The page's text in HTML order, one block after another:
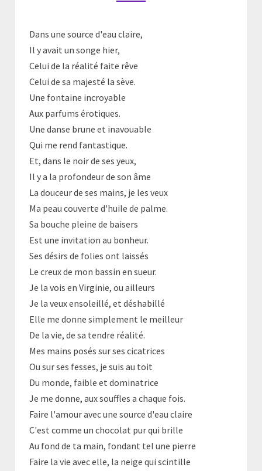
Dans une source d'eau claire,
Il y avait un songe hier,
Celui de la réalité faite rêve
Celui de sa majesté la sève.
Une fontaine incroyable
Aux parfums érotiques.
Une danse brune et inavouable
Qui me rend fantastique.
Et, dans le noir de ses yeux,
Il y a la profondeur de son âme
La douceur de ses mains, je les veux
Ma peau couverte d'huile de palme.
Sa bouche pleine de baisers
Est une invitation au bonheur.
Ses désirs de folies ont laissés
Le creux de mon bassin en sueur.
Je la vois en Virginie, ou ailleurs
Je la veux ensoleillé, et déshabillé
Elle me donne simplement le meilleur
De la vie, de sa tendre réalité.
Mes mains posés sur ses cicatrices
Ou sur ses fesses, je suis au toit
Du monde, faible et dominatrice
Je me donne, aux souffles a chaque fois.
Faire l'amour avec une source d'eau claire
C'est comme un chocolat pur qui brille
Au fond de ta main, fondant tel une pierre
Faire la vie avec elle, la neige qui scintille